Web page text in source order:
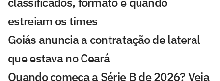
estreiam os times
Goiás anuncia a contratação de lateral
que estava no Ceará
Quando começa a Série B de 2026? Veja